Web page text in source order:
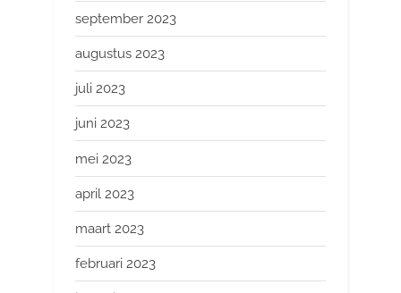
september 2023
augustus 2023
juli 2023
juni 2023
mei 2023
april 2023
maart 2023
februari 2023